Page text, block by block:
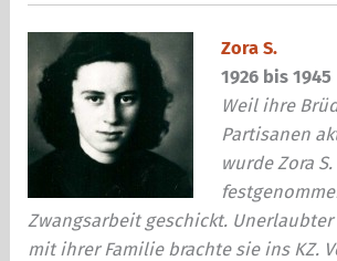
Zora S.
1926 bis 1945
Weil ihre
Partisanen
wurde Zora S.
Zwangsarbeit geschickt.
mit ihrer Familie brachte sie ins KZ.